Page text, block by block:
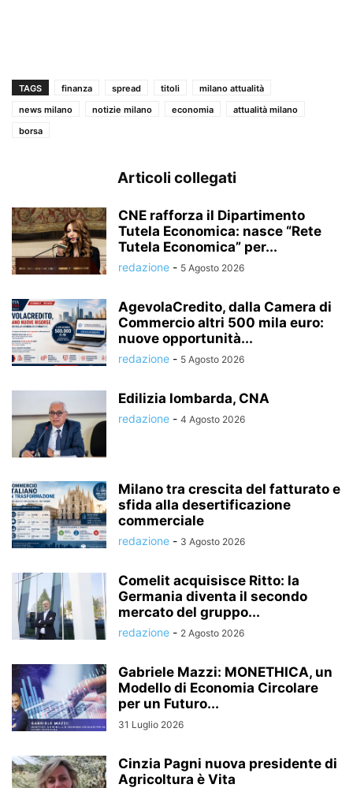
TAGS finanza spread titoli
milano attualità
news milano
notizie milano economia
attualità milano
borsa
Articoli collegati
CNE rafforza il Dipartimento
Tutela Economica: nasce “Rete
Tutela Economica” per...
redazione - 5 Agosto 2026
AgevolaCredito, dalla Camera di
Commercio altri 500 mila euro:
nuove opportunità...
redazione - 5 Agosto 2026
Edilizia lombarda, CNA
redazione - 4 Agosto 2026
Milano tra crescita del fatturato e
sfida alla desertificazione
commerciale
redazione - 3 Agosto 2026
Comelit acquisisce Ritto: la
Germania diventa il secondo
mercato del gruppo...
redazione - 2 Agosto 2026
Gabriele Mazzi: MONETHICA, un
Modello di Economia Circolare
per un Futuro...
31 Luglio 2026
Cinzia Pagni nuova presidente di
Agricoltura è Vita